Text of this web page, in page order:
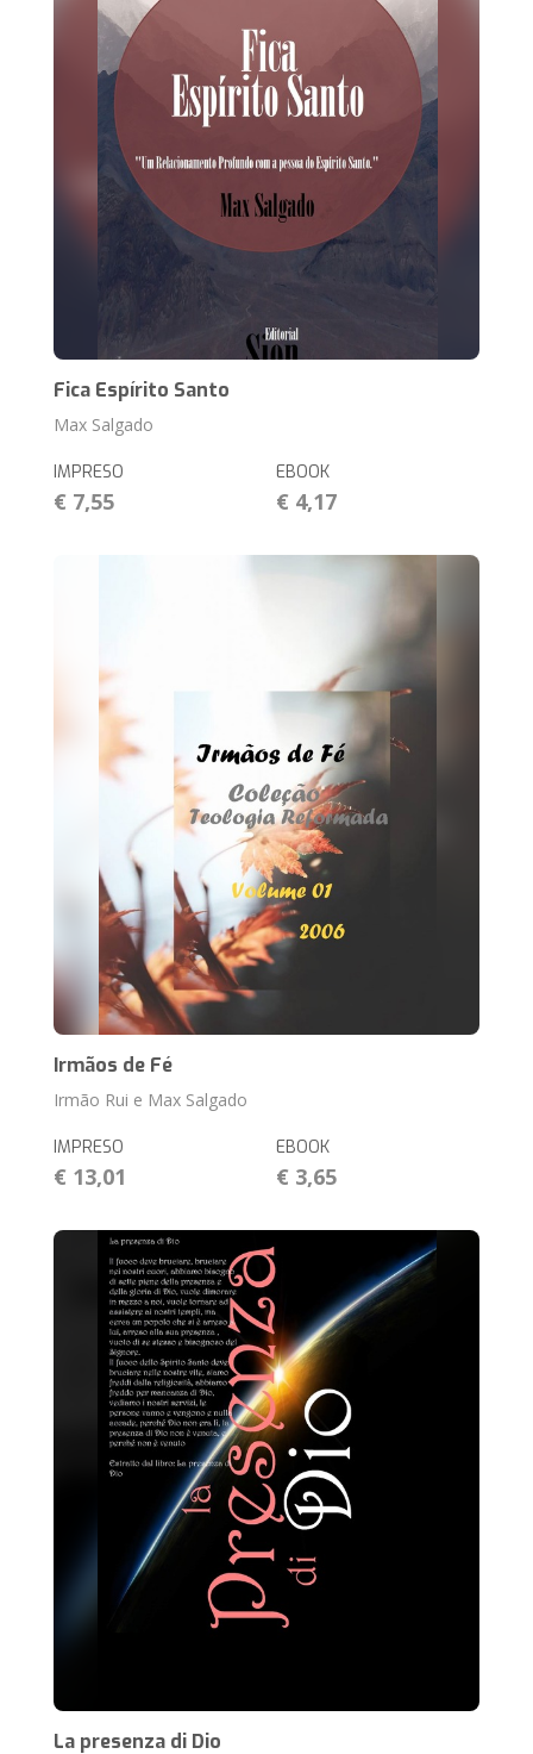
Fica Espírito Santo
Max Salgado
IMPRESO
€ 7,55
EBOOK
€ 4,17
Irmãos de Fé
Irmão Rui e Max Salgado
IMPRESO
€ 13,01
EBOOK
€ 3,65
La presenza di Dio